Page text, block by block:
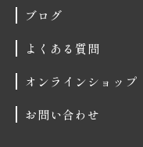
ブログ
よくある質問
オンラインショップ
お問い合わせ